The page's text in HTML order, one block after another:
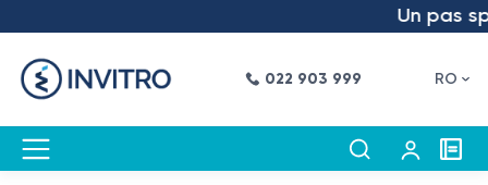
Un pas
022 903 999 RO